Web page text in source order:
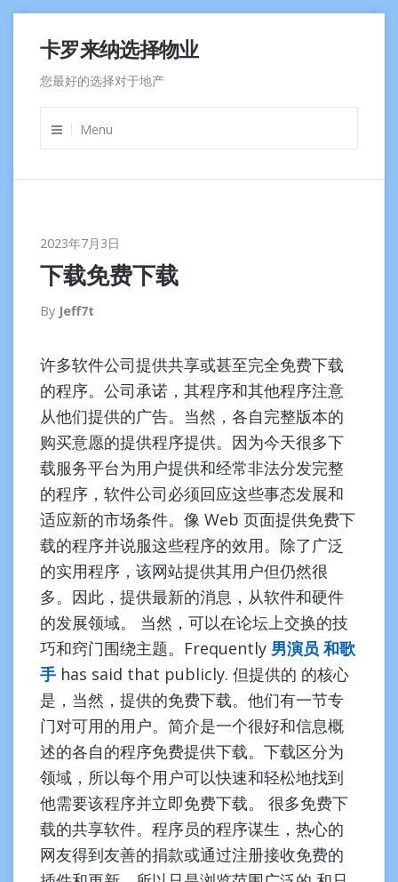
content
卡罗来纳选择物业
您最好的选择对于地产
Menu
2023年7月3日
下载免费下载
By Jeff7t
许多软件公司提供共享或甚至完全免费下载
的程序。公司承诺，其程序和其他程序注意
从他们提供的广告。当然，各自完整版本的
购买意愿的提供程序提供。因为今天很多下
载服务平台为用户提供和经常非法分发完整
的程序，软件公司必须回应这些事态发展和
适应新的市场条件。像 Web 页面提供免费下
载的程序并说服这些程序的效用。除了广泛
的实用程序，该网站提供其用户但仍然很
多。因此，提供最新的消息，从软件和硬件
的发展领域。 当然，可以在论坛上交换的技
巧和窍门围绕主题。Frequently 男演员 和歌
手 has said that publicly. 但提供的 的核心
是，当然，提供的免费下载。他们有一节专
门对可用的用户。简介是一个很好和信息概
述的各自的程序免费提供下载。下载区分为
领域，所以每个用户可以快速和轻松地找到
他需要该程序并立即免费下载。 很多免费下
载的共享软件。程序员的程序谋生，热心的
网友得到友善的捐款或通过注册接收免费的